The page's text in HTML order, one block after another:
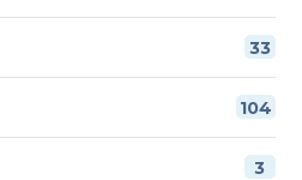
33
104
3